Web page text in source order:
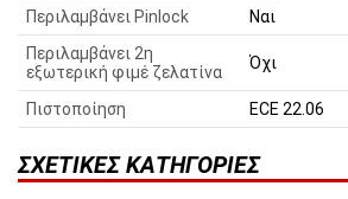
Περιλαμβάνει Pinlock
Ναι
Περιλαμβάνει 2η
εξωτερική φιμέ ζελατίνα
Όχι
Πιστοποίηση ECE 22.06
ΣΧΕΤΙΚΈΣ ΚΑΤΗΓΟΡΊΕΣ